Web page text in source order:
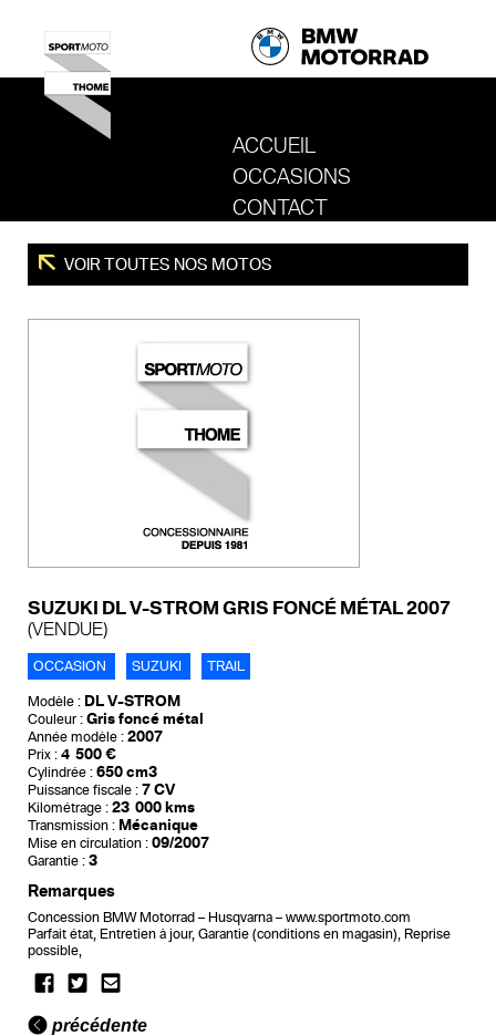
ACCUEIL
REVENIR AU SITE DE SPORT MOTO
OCCASIONS
CONTACT
VOIR TOUTES NOS MOTOS
SUZUKI DL V-STROM GRIS FONCÉ MÉTAL 2007
(VENDUE)
OCCASION SUZUKI TRAIL
Modèle : DL V-STROM
Couleur : Gris foncé métal
Année modèle : 2007
Prix : 4 500 €
Cylindrée : 650 cm3
Puissance fiscale : 7 CV
Kilométrage : 23 000 kms
Transmission : Mécanique
Mise en circulation : 09/2007
Garantie : 3
Remarques
Concession BMW Motorrad – Husqvarna – www.sportmoto.com
Parfait état, Entretien à jour, Garantie (conditions en magasin), Reprise
possible,
précédente